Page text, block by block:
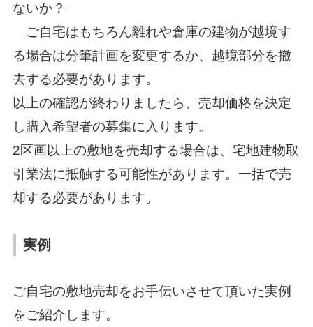
ないか？
ご自宅はもちろん離れや倉庫の建物が越境す
る場合は分筆計画を変更するか、越境部分を撤
去する必要があります。
以上の確認が終わりましたら、売却価格を決定
し購入希望者の募集に入ります。
2区画以上の敷地を売却する場合は、宅地建物取
引業法に抵触する可能性があります。一括で売
却する必要があります。
実例
ご自宅の敷地売却をお手伝いさせて頂いた実例
をご紹介します。